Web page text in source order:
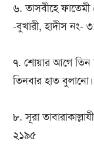
৬. তাসবীহে
-বুখারী, হাদীস নং-
৭. শোয়ার আগে তিন
তিনবার হাত
৮. সূরা
২১৯৫